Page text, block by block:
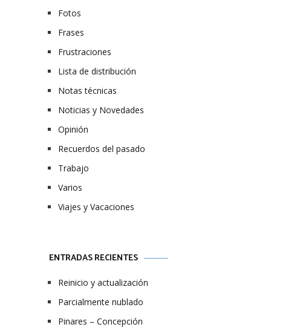
Fotos
Frases
Frustraciones
Lista de distribución
Notas técnicas
Noticias y Novedades
Opinión
Recuerdos del pasado
Trabajo
Varios
Viajes y Vacaciones
ENTRADAS RECIENTES
Reinicio y actualización
Parcialmente nublado
Pinares – Concepción